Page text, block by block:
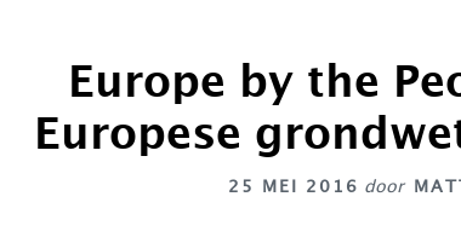
Europe by the
Europese
25 MEI 2016 door